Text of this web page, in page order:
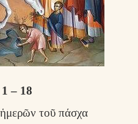
– 18
τοῦ πάσχα